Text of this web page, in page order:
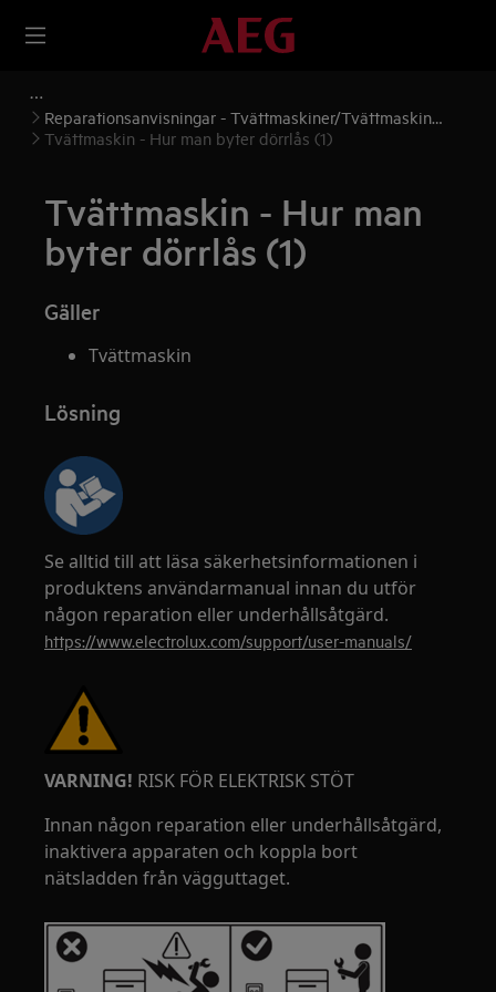
Reparationsanvisningar - Tvättmaskiner/Tvättmaskin
torktumlare
Tvättmaskin - Hur man byter dörrlås (1)
Tvättmaskin - Hur man
byter dörrlås (1)
Gäller
Tvättmaskin
Lösning
Se alltid till att läsa säkerhetsinformationen i
produktens användarmanual innan du utför
någon reparation eller underhållsåtgärd.
https://www.electrolux.com/support/user-manuals/
VARNING! RISK FÖR ELEKTRISK STÖT
Innan någon reparation eller underhållsåtgärd,
inaktivera apparaten och koppla bort
nätsladden från vägguttaget.